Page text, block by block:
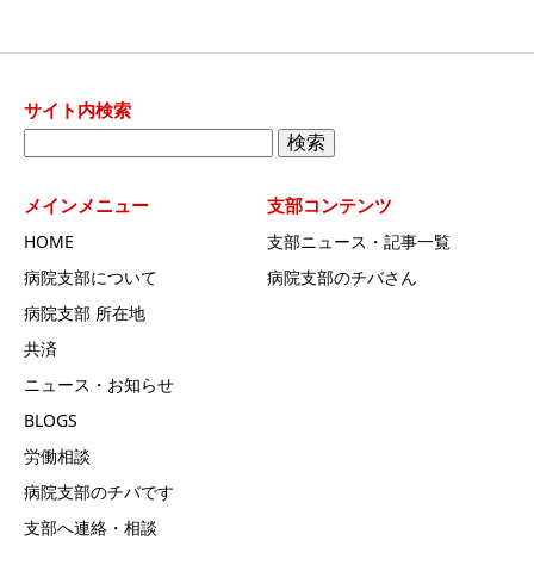
サイト内検索
検
索:
メインメニュー
HOME
病院支部について
病院支部 所在地
共済
ニュース・お知らせ
BLOGS
労働相談
病院支部のチバです
支部へ連絡・相談
支部コンテンツ
支部ニュース・記事一覧
病院支部のチバさん